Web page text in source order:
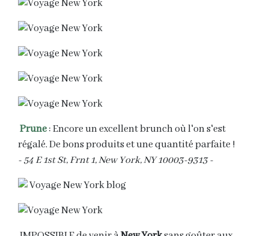
Prune: Encore un excellent brunch où l'on s'est
régalé. De bons produits et une quantité parfaite !
- 54 E 1st St, Frnt 1, New York, NY 10003-9313 -